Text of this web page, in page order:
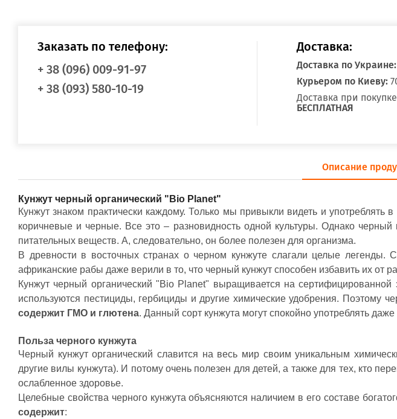
Орехи
Матча (маття)
Лечебные чаи
Кэроб и какао
Пасты, урбечи (из семян и орехов)
Сиропы
Акции и распродажи
Распродажа
Акционные товары
Свернуть описание
Заказать по телефону:
+ 38 (096) 009-91-97
+ 38 (093) 580-10-19
Доставка:
Доставка по Украине:
Курьером по Киеву:
Доставка при
БЕСПЛАТНАЯ
Описание
Кунжут черный органический "Bio Planet"
Кунжут знаком практически каждому. Только мы привыкли видеть и
коричневые и черные. Все это – разновидность одной культуры. Однако
питательных веществ. А, следовательно, он более полезен для организма.
В древности в восточных странах о черном кунжуте слагали целые легенды.
африканские рабы даже верили в то, что черный кунжут способен избавить их от
Кунжут черный органический "Bio Planet" выращивается на
используются пестициды, гербициды и другие химические удобрения. Поэтому
содержит ГМО и глютена. Данный сорт кунжута могут спокойно употреблять даже
Польза черного кунжута
Черный кунжут органический славится на весь мир своим уникальным
другие вилы кунжута). И потому очень полезен для детей, а также для тех, кто
ослабленное здоровье.
Целебные свойства черного кунжута объясняются наличием в его составе
содержит: